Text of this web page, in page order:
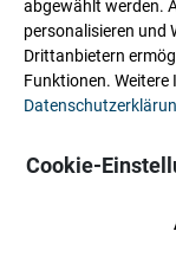
abgewählt werden.
personalisieren und
Drittanbietern
Funktionen.
Cookie-
sowie
Schleswig-
Patient:innen
ambulant-